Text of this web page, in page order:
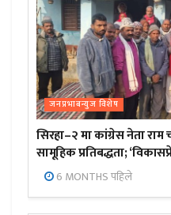
जनप्रभाबन्युज विशेष
सिरहा–२ मा कांग्रेस नेता
सामूहिक प्रतिबद्धता;
6 MONTHS पहिले